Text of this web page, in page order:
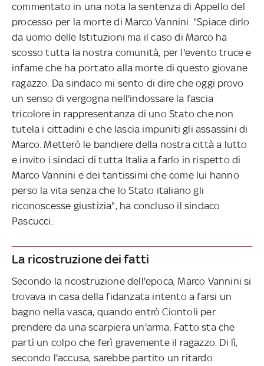
commentato in una nota la sentenza di Appello del
processo per la morte di Marco Vannini. "Spiace dirlo
da uomo delle Istituzioni ma il caso di Marco ha
scosso tutta la nostra comunità, per l'evento truce e
infame che ha portato alla morte di questo giovane
ragazzo. Da sindaco mi sento di dire che oggi provo
un senso di vergogna nell'indossare la fascia
tricolore in rappresentanza di uno Stato che non
tutela i cittadini e che lascia impuniti gli assassini di
Marco. Metterò le bandiere della nostra città a lutto
e invito i sindaci di tutta Italia a farlo in rispetto di
Marco Vannini e dei tantissimi che come lui hanno
perso la vita senza che lo Stato italiano gli
riconoscesse giustizia", ha concluso il sindaco
Pascucci.
La ricostruzione dei fatti
Secondo la ricostruzione dell'epoca, Marco Vannini si
trovava in casa della fidanzata intento a farsi un
bagno nella vasca, quando entrò Ciontoli per
prendere da una scarpiera un'arma. Fatto sta che
partì un colpo che ferì gravemente il ragazzo. Di lì,
secondo l'accusa, sarebbe partito un ritardo